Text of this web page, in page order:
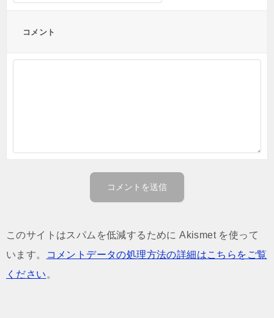
コメント
このサイトはスパムを低減するために Akismet を使って
います。
コメントデータの処理方法の詳細はこちらをご覧
ください 。